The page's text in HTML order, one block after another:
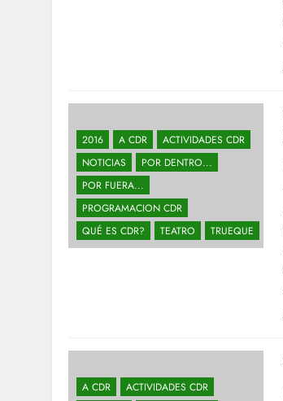
2016 A CDR
ACTIVIDADES CDR
NOTICIAS
POR DENTRO...
POR FUERA...
PROGRAMACION CDR
QUÉ ES CDR?
TEATRO TRUEQUE
A CDR
ACTIVIDADES CDR